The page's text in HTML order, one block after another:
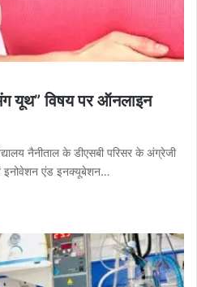
यूथ” विषय पर ऑनलाइन
नैनीताल के डीएसबी परिसर के अंग्रेजी
इनोवेशन एंड इनक्यूबेशन…